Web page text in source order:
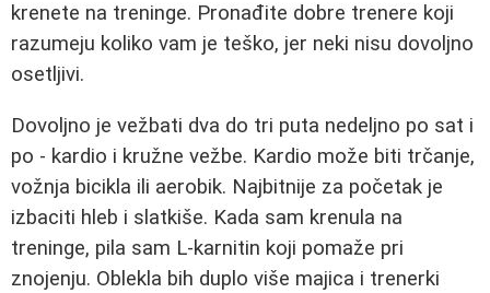
krenete na treninge. Pronađite dobre trenere koji
razumeju koliko vam je teško, jer neki nisu dovoljno
osetljivi.
Dovoljno je vežbati dva do tri puta nedeljno po sat i
po - kardio i kružne vežbe. Kardio može biti trčanje,
vožnja bicikla ili aerobik. Najbitnije za početak je
izbaciti hleb i slatkiše. Kada sam krenula na
treninge, pila sam L-karnitin koji pomaže pri
znojenju. Oblekla bih duplo više majica i trenerki